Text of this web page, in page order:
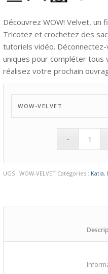
Découvrez WOW! Velvet,
Tricotez et crochetez des
tutoriels vidéo.
uniques pour compléter tous
réalisez votre prochain
WOW-VELVET
UGS :WOW-VELVET Catégories : Katia,